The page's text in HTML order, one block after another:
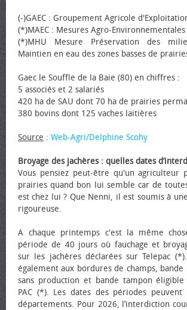
(-)GAEC : Groupement Agricole
(*)MAEC : Mesures Agro-
(*)MHU Mesure Préservation des
Maintien en eau des zones basses de
Gaec le Souffle de la Baie (80) en chiffres :
5 associés et 2 salariés
420 ha de SAU dont 70 ha de prairies
380 bovins dont 125 vaches laitières
Source : Web-Agri/Delphine Scohy
Broyage des jachères : quelles dates
Vous pensiez peut-être qu'un agriculteur
prairies quand bon lui semble car de
est chez lui ? Que Nenni, il est soumis à
rigoureuse.
A chaque printemps c'est la même
période de 40 jours où fauchage et
sur les jachères déclarées sur Telepac
également aux bordures de champs,
sans production et bande tampon
PAC (*). Les dates des périodes
départements. Pour 2026, l’interdiction